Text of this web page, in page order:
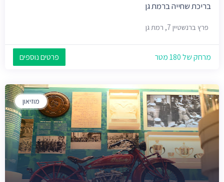
בריכת שחייה ברמת גן
פרץ ברנשטיין 7, רמת גן
מרחק של 180 מטר פרטים נוספים
מוזיאון